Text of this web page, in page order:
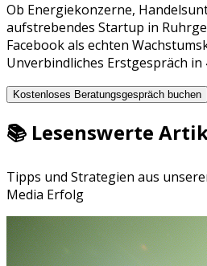
Ob Energiekonzerne,
aufstrebendes Startup in
Facebookals echten
Unverbindliches Erstgespräch in
Kostenloses Beratungsgespräch buchen
📚 Lesenswerte
Tipps und Strategien aus
Media Erfolg